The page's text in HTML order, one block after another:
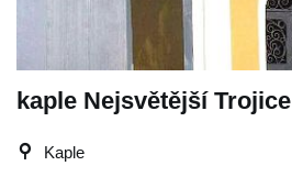
kaple Nejsvětější Trojice
Kaple